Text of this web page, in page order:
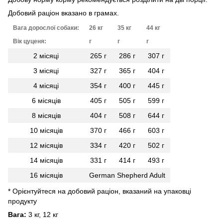
Добовий раціон вказано в грамах.
Вага дорослої собаки: 26 кг 35 кг
44 кг
Вік цуценя:
г г г
2 місяці 265 г 286 г
307 г
3 місяці
327 г 365 г
404 г
4 місяці
354 г 400 г
445 г
6 місяців
405 г 505 г
599 г
8 місяців
404 г 508 г
644 г
10 місяців
370 г 466 г
603 г
12 місяців
334 г 420 г
502 г
14 місяців
331 г 414 г
493 г
16 місяців
German Shepherd Adult
* Орієнтуйтеся на добовий раціон, вказаний на упаковці
продукту
Вага: 3 кг, 12 кг